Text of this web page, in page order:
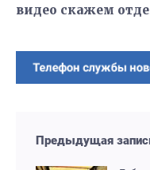
видео скажем
Предыдущая